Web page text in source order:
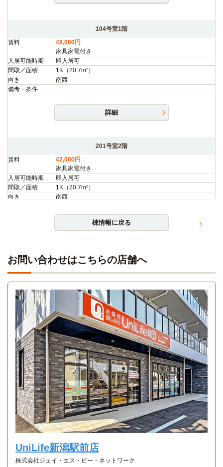
104号室1階
賃料
48,000円
家具家電付き
入居可能時期
即入居可
間取／面積
1K（20.7m²）
向き
南西
備考・条件
詳細
201号室2階
賃料
42,000円
家具家電付き
入居可能時期
即入居可
間取／面積
1K（20.7m²）
向き
南西
詳細
207号室2階
入居可能時期
間取／面積
1K（20.7m²）
向き
南西
備考・条件
詳細
棟情報に戻る
お問い合わせはこちらの店舗へ
UniLife新潟駅前店
株式会社ジェイ・エス・ビー・ネットワーク